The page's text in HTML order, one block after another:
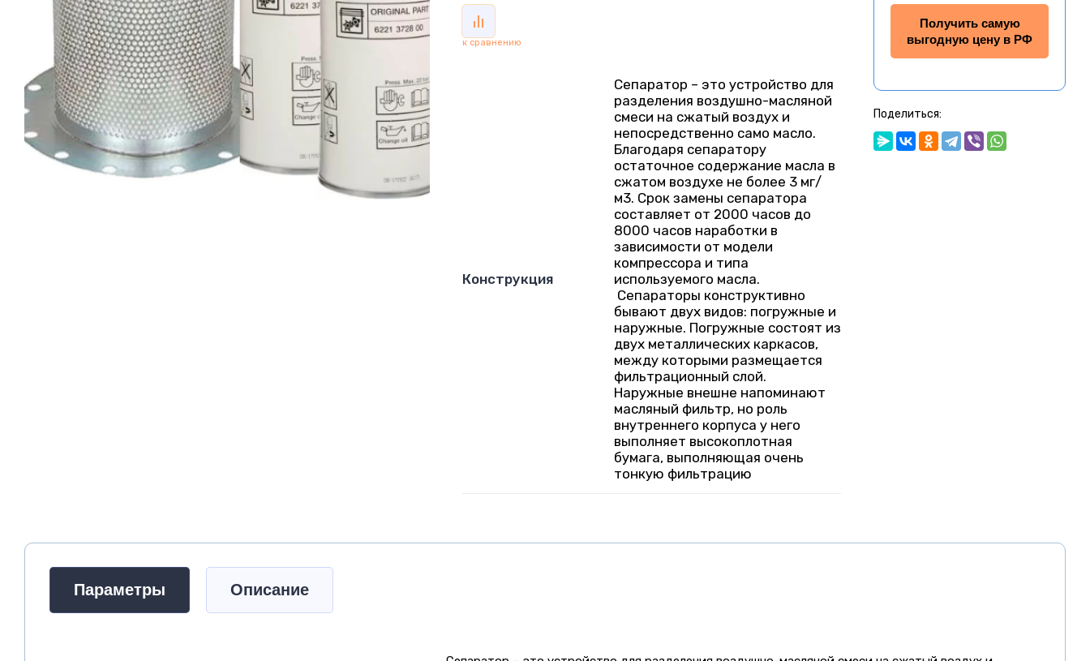
к сравнению
Конструкция
Сепаратор – это устройство для
разделения воздушно-масляной
смеси на сжатый воздух и
непосредственно само масло.
Благодаря сепаратору
остаточное содержание масла в
сжатом воздухе не более 3 мг/
м3. Срок замены сепаратора
составляет от 2000 часов до
8000 часов наработки в
зависимости от модели
компрессора и типа
используемого масла.
Сепараторы конструктивно
бывают двух видов: погружные и
наружные. Погружные состоят из
двух металлических каркасов,
между которыми размещается
фильтрационный слой.
Наружные внешне напоминают
масляный фильтр, но роль
внутреннего корпуса у него
выполняет высокоплотная
бумага, выполняющая очень
тонкую фильтрацию
Получить самую
выгодную цену в РФ
Поделиться:
Параметры Описание